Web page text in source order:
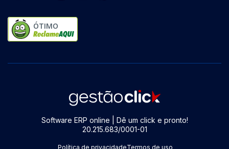
ÓTIMO
Software ERP online | Dê um click e pronto!
20.215.683/0001-01
Política de privacidadeTermos de uso